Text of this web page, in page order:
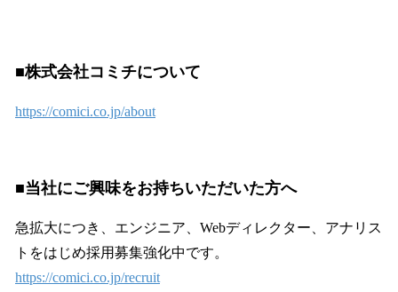
■株式会社コミチについて
https://comici.co.jp/about
■当社にご興味をお持ちいただいた方へ
急拡大につき、エンジニア、Webディレクター、アナリス
トをはじめ採用募集強化中です。
https://comici.co.jp/recruit